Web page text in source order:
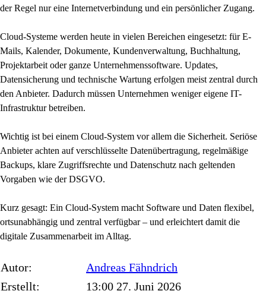
der Regel nur eine Internetverbindung und ein persönlicher Zugang.
Cloud-Systeme werden heute in vielen Bereichen eingesetzt: für E-
Mails, Kalender, Dokumente, Kundenverwaltung, Buchhaltung,
Projektarbeit oder ganze Unternehmenssoftware. Updates,
Datensicherung und technische Wartung erfolgen meist zentral durch
den Anbieter. Dadurch müssen Unternehmen weniger eigene IT-
Infrastruktur betreiben.
Wichtig ist bei einem Cloud-System vor allem die Sicherheit. Seriöse
Anbieter achten auf verschlüsselte Datenübertragung, regelmäßige
Backups, klare Zugriffsrechte und Datenschutz nach geltenden
Vorgaben wie der DSGVO.
Kurz gesagt: Ein Cloud-System macht Software und Daten flexibel,
ortsunabhängig und zentral verfügbar – und erleichtert damit die
digitale Zusammenarbeit im Alltag.
Autor: Andreas Fähndrich
Erstellt:
13:00 27. Juni 2026